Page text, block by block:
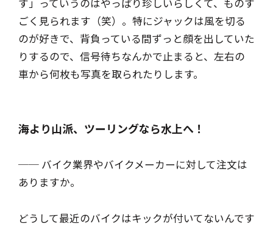
ごく見られます（笑）。特にジャックは風を切る
のが好きで、背負っている間ずっと顔を出していた
りするので、信号待ちなんかで止まると、左右の
車から何枚も写真を取られたりします。
海より山派、ツーリングなら水上へ！
── バイク業界やバイクメーカーに対して注文は
ありますか。
どうして最近のバイクはキックが付いてないんです